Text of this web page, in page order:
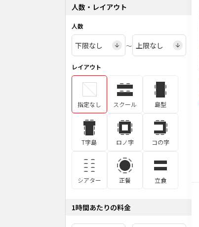
人数・レイアウト
人数
〜
レイアウト
指定なし スクール 島型
T字島 ロノ字 コの字
シアター 正餐 立食
1時間あたりの料金